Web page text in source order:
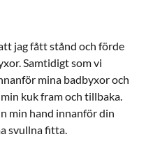
jag fått stånd och förde
Samtidigt som vi
mina badbyxor och
kuk fram och tillbaka.
min hand innanför din
svullna fitta.